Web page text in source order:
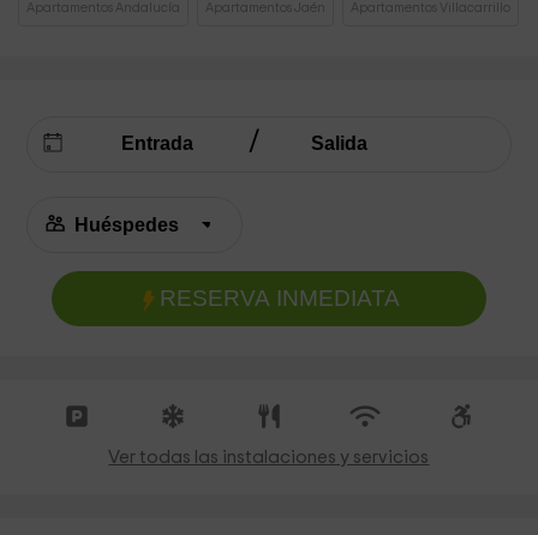
Apartamentos Andalucía Apartamentos Jaén Apartamentos Villacarrillo
RESERVA INMEDIATA
Ver todas las instalaciones y servicios